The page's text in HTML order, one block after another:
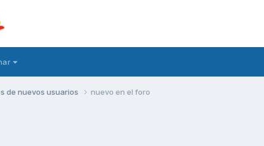
de nuevos usuarios nuevo en el foro